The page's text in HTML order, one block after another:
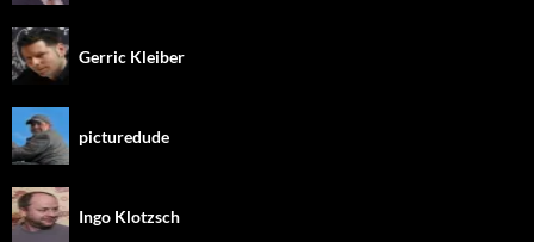
Gerric Kleiber
picturedude
Ingo Klotzsch